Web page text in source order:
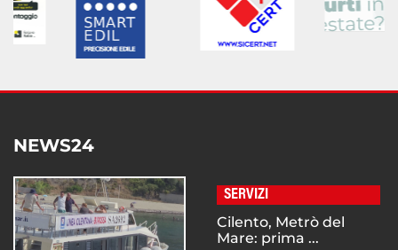
NEWS24
SERVIZI
Cilento, Metrò del
Mare: prima ...